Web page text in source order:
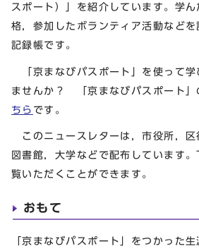
スポート）」を紹介しています。学
格，参加したボランティア活動など
記録帳です。
「京まなびパスポート」を使って学
ませんか？ 「京まなびパスポート」
ちら です。
このニュースレターは，市役所，区
図書館，大学などで配布しています
覧いただくことができます。
おもて
「京まなびパスポート」をつかった